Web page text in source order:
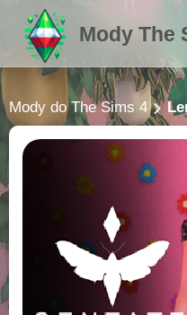
Mody The
Mody do The Sims 4